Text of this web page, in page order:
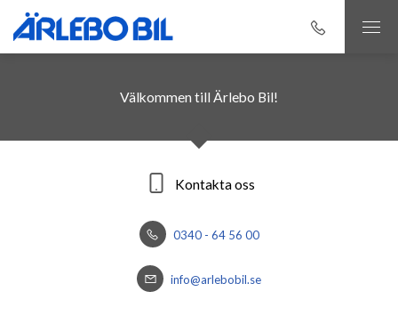
Välkommen till Ärlebo Bil!
Kontakta oss
0340 - 64 56 00
info@arlebobil.se